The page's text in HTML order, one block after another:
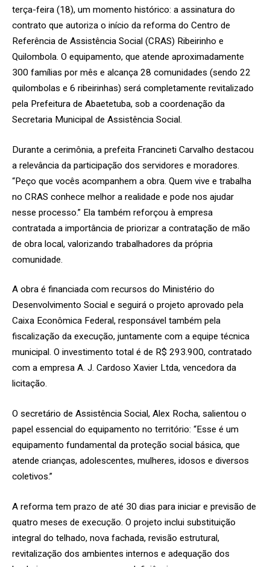
terça-feira (18), um momento histórico: a assinatura do
contrato que autoriza o início da reforma do Centro de
Referência de Assistência Social (CRAS) Ribeirinho e
Quilombola. O equipamento, que atende aproximadamente
300 famílias por mês e alcança 28 comunidades (sendo 22
quilombolas e 6 ribeirinhas) será completamente revitalizado
pela Prefeitura de Abaetetuba, sob a coordenação da
Secretaria Municipal de Assistência Social.
Durante a cerimônia, a prefeita Francineti Carvalho destacou
a relevância da participação dos servidores e moradores.
“Peço que vocês acompanhem a obra. Quem vive e trabalha
no CRAS conhece melhor a realidade e pode nos ajudar
nesse processo.” Ela também reforçou à empresa
contratada a importância de priorizar a contratação de mão
de obra local, valorizando trabalhadores da própria
comunidade.
A obra é financiada com recursos do Ministério do
Desenvolvimento Social e seguirá o projeto aprovado pela
Caixa Econômica Federal, responsável também pela
fiscalização da execução, juntamente com a equipe técnica
municipal. O investimento total é de R$ 293.900, contratado
com a empresa A. J. Cardoso Xavier Ltda, vencedora da
licitação.
O secretário de Assistência Social, Alex Rocha, salientou o
papel essencial do equipamento no território: “Esse é um
equipamento fundamental da proteção social básica, que
atende crianças, adolescentes, mulheres, idosos e diversos
coletivos.”
A reforma tem prazo de até 30 dias para iniciar e previsão de
quatro meses de execução. O projeto inclui substituição
integral do telhado, nova fachada, revisão estrutural,
revitalização dos ambientes internos e adequação dos